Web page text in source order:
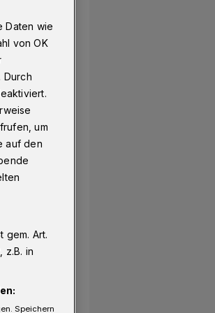
Daten wie
von OK
Durch
um
auf den
gem. Art.
z.B. in
Speichern